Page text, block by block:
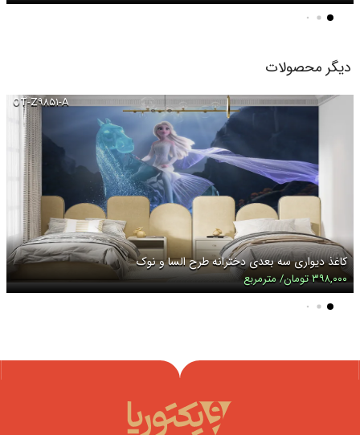
دیگر محصولات
OT-Z۹۸۵۱-A
کاغذ دیواری سه بعدی دخترانه طرح السا و نوک
۳۹۸,۰۰۰ تومان/ مترمربع